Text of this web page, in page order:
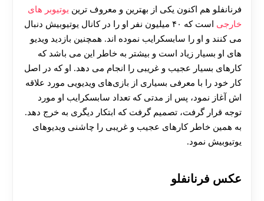
فرنانفلو هم اکنون یکی از بهترین و معروف ترین یوتیوبر های
خارجی
است که ۴۰ میلیون نفر او را در کانال یوتیوبیش دنبال
می کنند و او را سابسکرایب نموده اند. همچنین بازدید ویدیو
های او بسیار زیاد است و بیشتر به خاطر این می باشد که
کارهای بسیار عجیب و غریبی را انجام می دهد. او که در اصل
کار خود را با معرفی بسیاری از بازی‌های ویدیویی مورد علاقه‌
اش آغاز نمود، پس از مدتی که تعداد سابسکرایب او مورد
توجه قرار گرفت، تصمیم گرفت که ابتکار دیگری به خرج دهد.
به همین خاطر کارهای عجیب و غریبی را چاشنی ویدیوهای
یوتیوبیش نمود.
عکس فرنانفلو